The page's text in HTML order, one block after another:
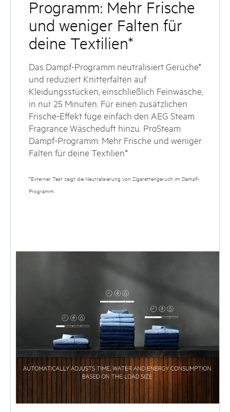
Programm: Mehr Frische
und weniger Falten für
deine Textilien*
Das Dampf-Programm neutralisiert Gerüche*
und reduziert Knitterfalten auf
Kleidungsstücken, einschließlich Feinwäsche,
in nur 25 Minuten. Für einen zusätzlichen
Frische-Effekt füge einfach den AEG Steam
Fragrance Wäscheduft hinzu. ProSteam
Dampf-Programm: Mehr Frische und weniger
Falten für deine Textilien*
*Externer Test zeigt die Neutralisierung von Zigarettengeruch im Dampf-
Programm.